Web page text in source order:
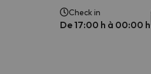
Check in
De 17:00 h à 00:00 h